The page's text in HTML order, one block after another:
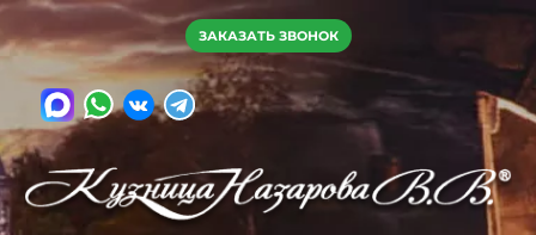
ЗАКАЗАТЬ ЗВОНОК